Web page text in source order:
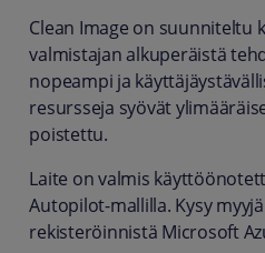
Clean Image on suunniteltu
valmistajan alkuperäistä
nopeampi ja
resursseja syövät
poistettu.
Laite on valmis
Autopilot-mallilla. Kysy
rekisteröinnistä Microsoft